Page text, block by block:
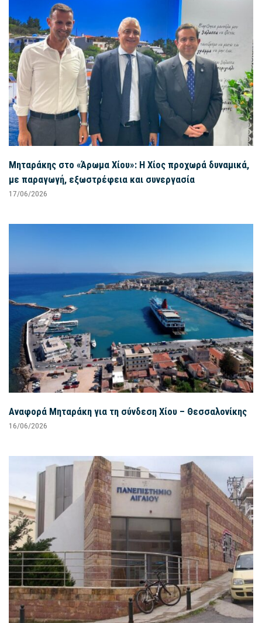
Μηταράκης στο «Άρωμα Χίου»: Η Χίος προχωρά δυναμικά,
με παραγωγή, εξωστρέφεια και συνεργασία
17/06/2026
Αναφορά Μηταράκη για τη σύνδεση Χίου – Θεσσαλονίκης
16/06/2026